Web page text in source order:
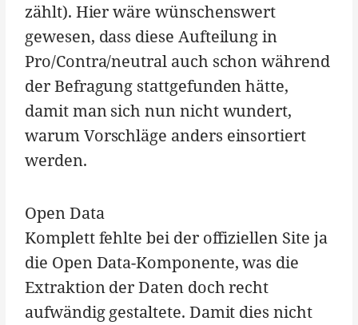
zählt). Hier wäre wünschenswert
gewesen, dass diese Aufteilung in
Pro/Contra/neutral auch schon während
der Befragung stattgefunden hätte,
damit man sich nun nicht wundert,
warum Vorschläge anders einsortiert
werden.
Open Data
Komplett fehlte bei der offiziellen Site ja
die Open Data-Komponente, was die
Extraktion der Daten doch recht
aufwändig gestaltete. Damit dies nicht